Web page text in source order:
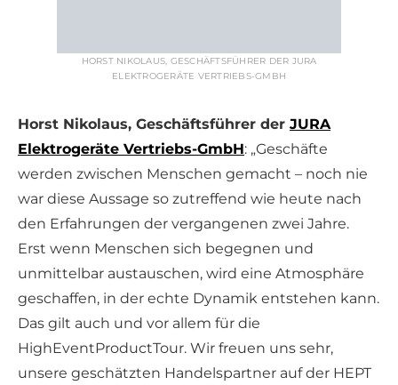
HORST NIKOLAUS, GESCHÄFTSFÜHRER DER JURA
ELEKTROGERÄTE VERTRIEBS-GMBH
Horst Nikolaus, Geschäftsführer der JURA
Elektrogeräte Vertriebs-GmbH: „Geschäfte
werden zwischen Menschen gemacht – noch nie
war diese Aussage so zutreffend wie heute nach
den Erfahrungen der vergangenen zwei Jahre.
Erst wenn Menschen sich begegnen und
unmittelbar austauschen, wird eine Atmosphäre
geschaffen, in der echte Dynamik entstehen kann.
Das gilt auch und vor allem für die
HighEventProductTour. Wir freuen uns sehr,
unsere geschätzten Handelspartner auf der HEPT